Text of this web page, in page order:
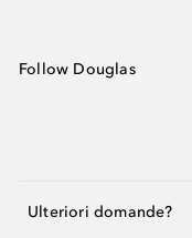
Follow Douglas
Ulteriori domande?